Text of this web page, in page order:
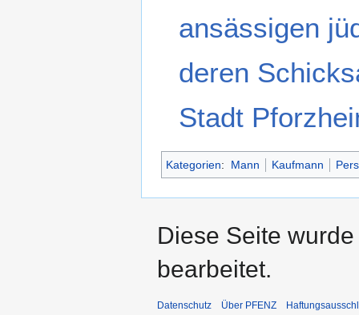
ansässigen
deren
Stadt
Kategorien: Mann Kaufmann
Diese Seite
bearbeitet.
Datenschutz Über PFENZ